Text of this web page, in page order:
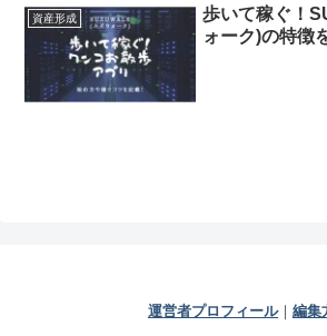
資産形成
歩いて稼ぐ！
ォーク)の特徴
運営者プロフィール｜ 編集